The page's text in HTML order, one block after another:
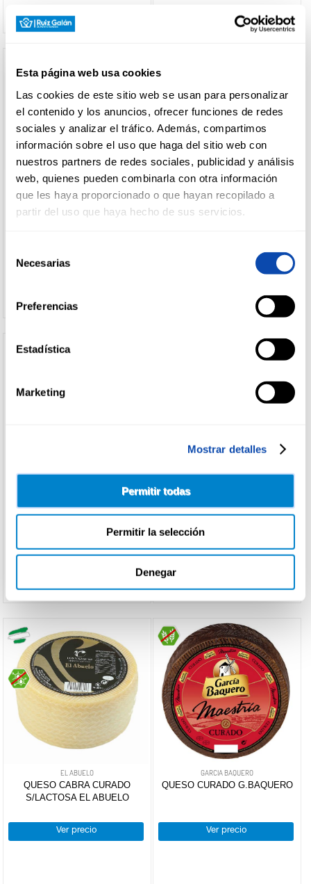
Esta página web usa cookies
Las cookies de este sitio web se usan para personalizar
el contenido y los anuncios, ofrecer funciones de redes
sociales y analizar el tráfico. Además, compartimos
información sobre el uso que haga del sitio web con
nuestros partners de redes sociales, publicidad y análisis
web, quienes pueden combinarla con otra información
que les haya proporcionado o que hayan recopilado a
partir del uso que haya hecho de sus servicios.
Necesarias
Preferencias
Estadística
Marketing
Mostrar detalles
Permitir todas
Permitir la selección
Denegar
BELIO
QUESO BARRA EDAM BELIO
Ver precio
DER KASEMEISTER
QUESO BARRA GOUDA DER
G.BAQUERO
EL ABUELO
QUESO CABRA CURADO
S/LACTOSA EL ABUELO
Ver precio
GARCIA BAQUERO
QUESO CURADO G.BAQUERO
Ver precio